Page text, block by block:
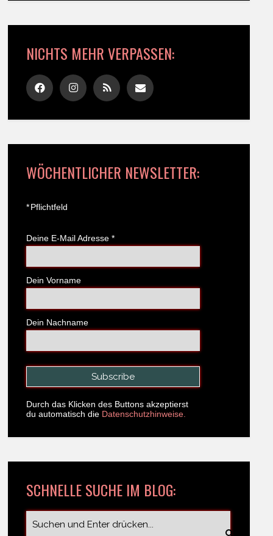
NICHTS MEHR VERPASSEN:
WÖCHENTLICHER NEWSLETTER:
*Pflichtfeld
Deine E-Mail Adresse *
Dein Vorname
Dein Nachname
Durch das Klicken des Buttons akzeptierst
du automatisch die Datenschutzhinweise.
SCHNELLE SUCHE IM BLOG: